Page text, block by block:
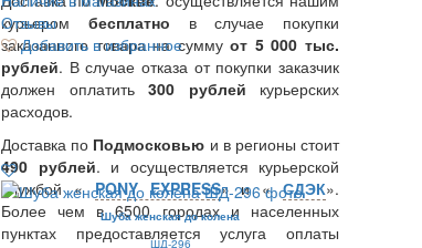
курьером бесплатно в случае покупки
заказанного товара на суммуот 5 000 тыс.
рублей. В случае отказа от покупки заказчик
должен оплатить 300 рублей курьерских
расходов.
Доставка по Подмосковью и в регионы стоит
490 рублей. и осуществляется курьерской
службой «PONY EXPRESS» и «СДЭК».
Более чем в 6500 городах и населенных
пунктах предоставляется услуга оплаты
Отзывы
Добавить в избранное
Шуба женская до колена
ШД-296